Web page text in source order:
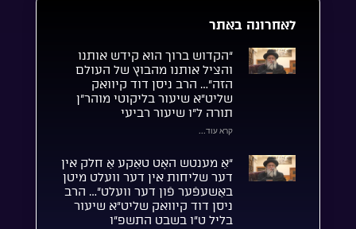
לאחרונה באתר
“הקדוש ברוך הוא קידש אותנו
והציל אותנו מהבוץ של העולם
הזה”… הרב ניסן דוד קיוואק
שליט”א שיעור בליקוטי מוהר”ן
תורה ל”ו שיעור רביעי
קרא עוד...
“אַ מענטש האָט טאַקע אַ חלק אין
דער שליחות אין דער וועלט מיטן
באַשעפֿער פֿון דער וועלט”… הרב
ניסן דוד קיוואק שליט”א שיעור
בליל ט”ו בשבט התשפ”ו